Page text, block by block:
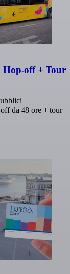
Hop-off + Tour
da 48 ore + tour